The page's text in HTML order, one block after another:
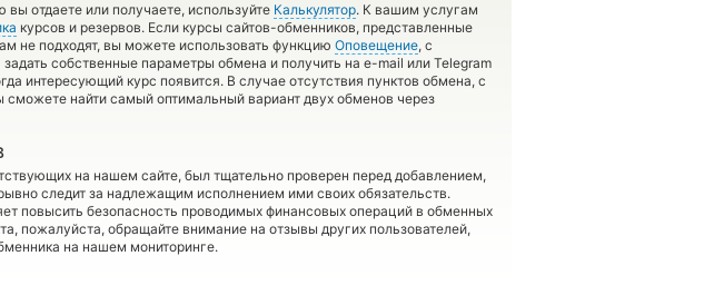
отдаете или получаете, используйте Калькулятор. К вашим услугам
курсов и резервов. Если курсы сайтов-обменников, представленные
не подходят, вы можете использовать функцию Оповещение, с
собственные параметры обмена и получить на e-mail или Telegram
интересующий курс появится. В случае отсутствия пунктов обмена, с
сможете найти самый оптимальный вариант двух обменов через
на нашем сайте, был тщательно проверен перед добавлением,
следит за надлежащим исполнением ими своих обязательств.
повысить безопасность проводимых финансовых операций в обменных
пожалуйста, обращайте внимание на отзывы других пользователей,
на нашем мониторинге.